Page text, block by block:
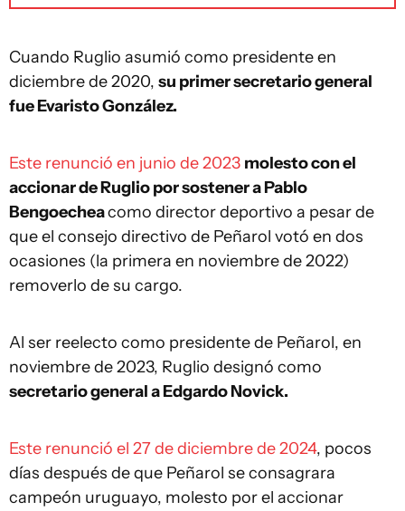
Cuando Ruglio asumió como presidente en
diciembre de 2020, su primer secretario general
fue Evaristo González.
Este renunció en junio de 2023 molesto con el
accionar de Ruglio por sostener a Pablo
Bengoecheacomo director deportivo a pesar de
que el consejo directivo de Peñarol votó en dos
ocasiones (la primera en noviembre de 2022)
removerlo de su cargo.
Al ser reelecto como presidente de Peñarol, en
noviembre de 2023, Ruglio designó como
secretario general a Edgardo Novick.
Este renunció el 27 de diciembre de 2024, pocos
días después de que Peñarol se consagrara
campeón uruguayo, molesto por el accionar